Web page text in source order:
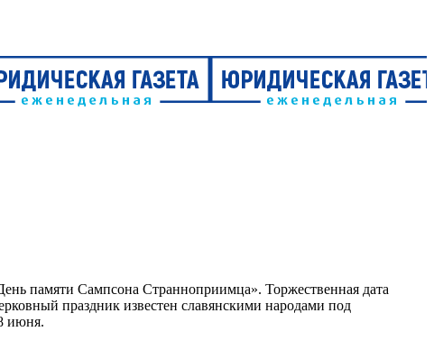
памяти Сампсона Странноприимца». Торжественная дата
праздник известен славянскими народами под
июня.